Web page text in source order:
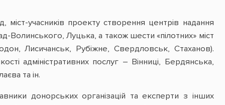
учасників проекту створення центрів надання
Луцька, а також шести «пілотних» міст
Лисичанськ, Рубіжне, Свердловськ, Стаханов).
адміністративних послуг – Вінниці, Бердянська,
та ін.
донорських організацій та експерти з інших